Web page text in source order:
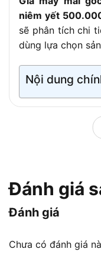
niêm yết
sẽ phân tích chi
dùng lựa chọn
Nội dung
Máy mài
là dòng máy
DCK KSM06-100
máy mài góc
Đánh giá
Đánh giá
Chưa có đánh giá